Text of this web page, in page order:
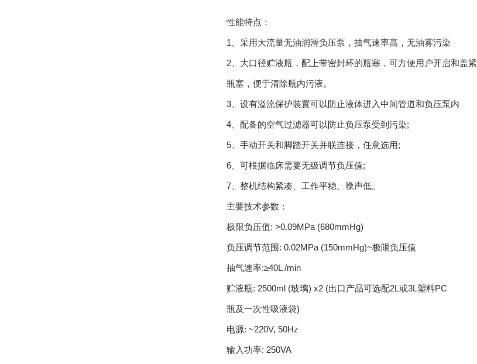
性能特点：
1、采用大流量无油润滑负压泵，抽气速率高，无油雾污染
2、大口径贮液瓶，配上带密封环的瓶塞，可方便用户开启和盖紧
瓶塞，便于清除瓶内污液。
3、设有溢流保护装置可以防止液体进入中间管道和负压泵内
4、配备的空气过滤器可以防止负压泵受到污染;
5、手动开关和脚踏开关并联连接，任意选用;
6、可根据临床需要无级调节负压值;
7、整机结构紧凑、工作平稳、噪声低。
主要技术参数：
极限负压值: >0.09MPa (680mmHg)
负压调节范围: 0.02MPa (150mmHg)~极限负压值
抽气速率:≥40L /min
贮液瓶: 2500ml (玻璃) x2 (出口产品可选配2L或3L塑料PC
瓶及一次性吸液袋)
电源: ~220V, 50Hz
输入功率: 250VA